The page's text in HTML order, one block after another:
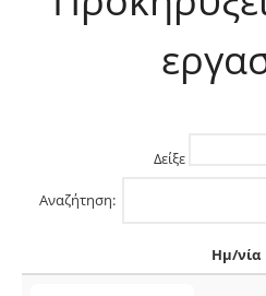
Δείξε
Αναζήτηση:
Ημ/νία